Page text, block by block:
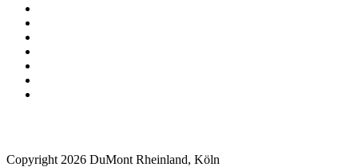
Copyright 2026 DuMont Rheinland, Köln